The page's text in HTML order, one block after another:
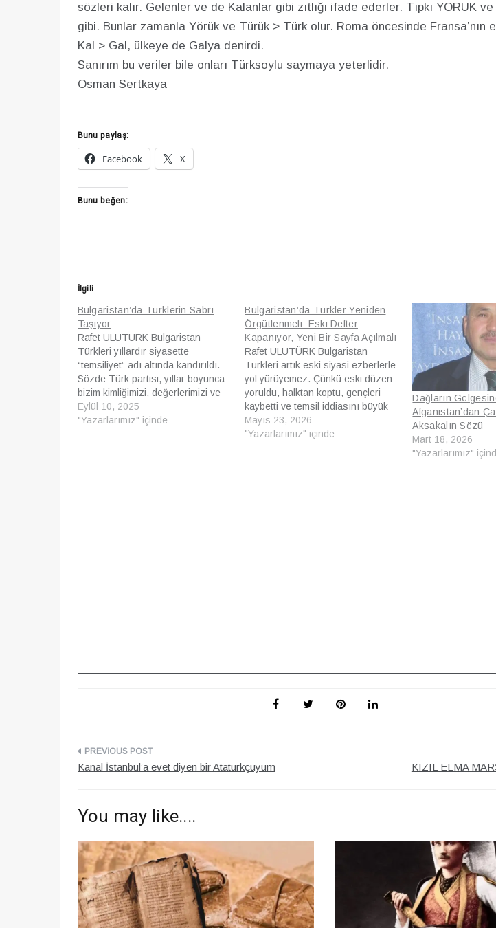
sözleri kalır. Gelenler ve de Kalanlar gibi zıtlığı ifade ederler. Tıpkı YORUK ve
gibi. Bunlar zamanla Yörük ve Türük > Türk olur. Roma öncesinde Fransa’nın
Kal > Gal, ülkeye de Galya denirdi.
Sanırım bu veriler bile onları Türksoylu saymaya yeterlidir.
Osman Sertkaya
Bunu paylaş:
Facebook
X
Bunu beğen:
İlgili
Bulgaristan’da Türklerin Sabrı
Taşıyor
Rafet ULUTÜRK Bulgaristan
Türkleri yıllardır siyasette
“temsiliyet” adı altında kandırıldı.
Sözde Türk partisi, yıllar boyunca
bizim kimliğimizi, değerlerimizi ve
geleceğimizi savunmak yerine
kişisel çıkarların ve yolsuzluğun
Eylül 10, 2025
"Yazarlarımız" içinde
Bulgaristan’da Türkler Yeniden
Örgütlenmeli: Eski Defter
Kapanıyor, Yeni Bir Sayfa Açılmalı
Rafet ULUTÜRK Bulgaristan
Türkleri artık eski siyasi ezberlerle
yol yürüyemez. Çünkü eski düzen
yoruldu, halktan koptu, gençleri
kaybetti ve temsil iddiasını büyük
ölçüde yitirdi. Bugün mesele
yalnızca bir parti meselesi değildir;
Mayıs 23, 2026
"Yazarlarımız" içinde
Dağların
Afganistan’dan
Aksakalın Sözü
Mart 18, 2026
"Yazarlarımız"
Yazı
Kanal İstanbul’a evet diyen bir Atatürkçüyüm KIZIL ELMA
You may like....